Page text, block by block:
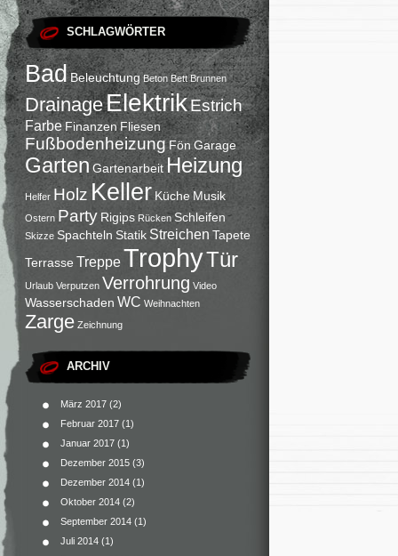
SCHLAGWÖRTER
BadBeleuchtung Beton Bett Brunnen
DrainageElektrikEstrich
Farbe FinanzenFliesen
Fußbodenheizung Fön Garage
Garten Gartenarbeit Heizung
Helfer Holz Keller Küche Musik
Ostern Party Rigips Rücken Schleifen
Skizze Spachteln StatikStreichen Tapete
Terrasse TreppeTrophyTür
Urlaub Verputzen Verrohrung Video
Wasserschaden WC Weihnachten
Zarge Zeichnung
ARCHIV
März 2017 (2)
Februar 2017 (1)
Januar 2017 (1)
Dezember 2015 (3)
Dezember 2014 (1)
Oktober 2014 (2)
September 2014 (1)
Juli 2014 (1)